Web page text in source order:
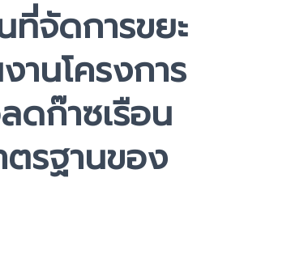
ที่จัดการขยะ
านโครงการ
ดก๊าซเรือน
ตรฐานของ